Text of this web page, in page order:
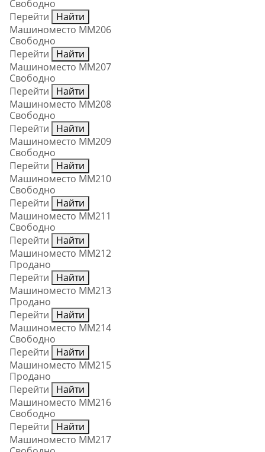
Свободно
Перейти
Найти
Машиноместо ММ206
Свободно
Перейти
Найти
Машиноместо ММ207
Свободно
Перейти
Найти
Машиноместо ММ208
Свободно
Перейти
Найти
Машиноместо ММ209
Свободно
Перейти
Найти
Машиноместо ММ210
Свободно
Перейти
Найти
Машиноместо ММ211
Свободно
Перейти
Найти
Машиноместо ММ212
Продано
Перейти
Найти
Машиноместо ММ213
Продано
Перейти
Найти
Машиноместо ММ214
Свободно
Перейти
Найти
Машиноместо ММ215
Продано
Перейти
Найти
Машиноместо ММ216
Свободно
Перейти
Найти
Машиноместо ММ217